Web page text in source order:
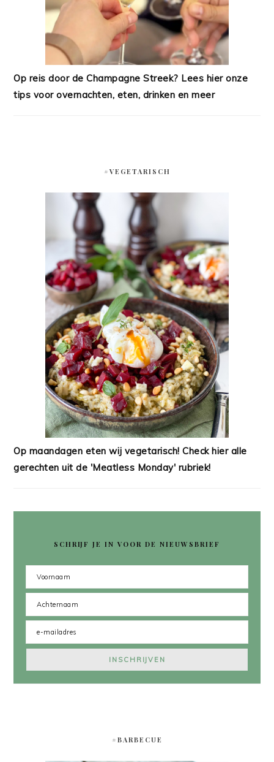
Op reis door de Champagne Streek? Lees hier onze
tips voor overnachten, eten, drinken en meer
#VEGETARISCH
Op maandagen eten wij vegetarisch! Check hier alle
gerechten uit de 'Meatless Monday' rubriek!
SCHRIJF JE IN VOOR DE NIEUWSBRIEF
#BARBECUE